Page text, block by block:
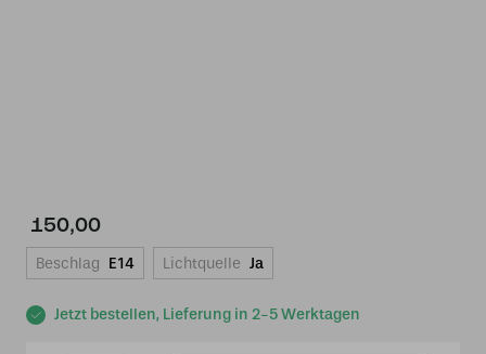
Jetzt bestellen, Lieferung in 2-5 Werktagen
150,00
Beschlag E14 Lichtquelle Ja